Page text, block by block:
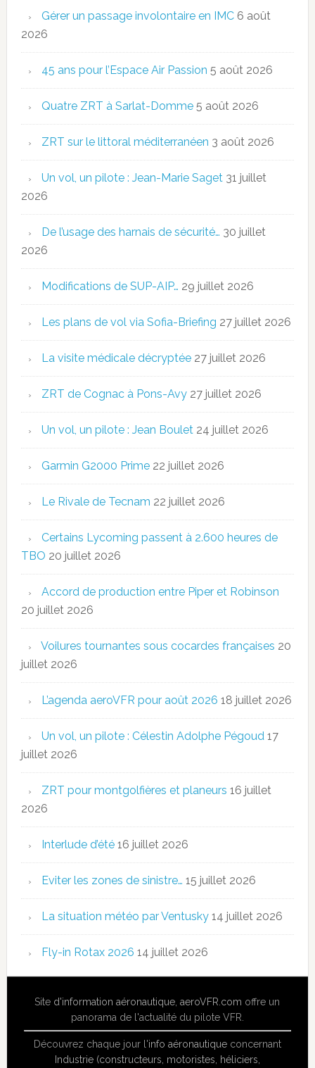
Gérer un passage involontaire en IMC 6 août
2026
45 ans pour l’Espace Air Passion 5 août 2026
Quatre ZRT à Sarlat-Domme 5 août 2026
ZRT sur le littoral méditerranéen 3 août 2026
Un vol, un pilote : Jean-Marie Saget 31 juillet
2026
De l’usage des harnais de sécurité… 30 juillet
2026
Modifications de SUP-AIP… 29 juillet 2026
Les plans de vol via Sofia-Briefing 27 juillet 2026
La visite médicale décryptée 27 juillet 2026
ZRT de Cognac à Pons-Avy 27 juillet 2026
Un vol, un pilote : Jean Boulet 24 juillet 2026
Garmin G2000 Prime 22 juillet 2026
Le Rivale de Tecnam 22 juillet 2026
Certains Lycoming passent à 2.600 heures de
TBO 20 juillet 2026
Accord de production entre Piper et Robinson
20 juillet 2026
Voilures tournantes sous cocardes françaises 20
juillet 2026
L’agenda aeroVFR pour août 2026 18 juillet 2026
Un vol, un pilote : Célestin Adolphe Pégoud 17
juillet 2026
ZRT pour montgolfières et planeurs 16 juillet
2026
Interlude d’été 16 juillet 2026
Eviter les zones de sinistre… 15 juillet 2026
La situation météo par Ventusky 14 juillet 2026
Fly-in Rotax 2026 14 juillet 2026
Site d'information aéronautique,aeroVFR.com offre un
panorama de l'actualité du pilote VFR.
Découvrez chaque jour l'info aéronautiqueconcernant
Industrie (constructeurs, motoristes, héliciers,